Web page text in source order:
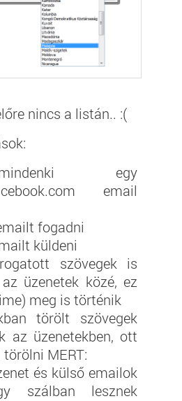
nincs a listán.. :(
egy
email
fogadni
küldeni
szövegek is
üzenetek közé, ez
meg is történik
törölt szövegek
az üzenetekben, ott
MERT:
és külső emailok
szálban lesznek